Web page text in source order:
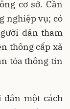
cơ sở. Cần
nghiệp vụ; có
dân tham
thông cấp xã
tỏa thông tin
một cách